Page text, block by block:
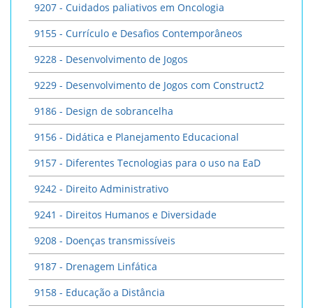
9207 - Cuidados paliativos em Oncologia
9155 - Currículo e Desafios Contemporâneos
9228 - Desenvolvimento de Jogos
9229 - Desenvolvimento de Jogos com Construct2
9186 - Design de sobrancelha
9156 - Didática e Planejamento Educacional
9157 - Diferentes Tecnologias para o uso na EaD
9242 - Direito Administrativo
9241 - Direitos Humanos e Diversidade
9208 - Doenças transmissíveis
9187 - Drenagem Linfática
9158 - Educação a Distância